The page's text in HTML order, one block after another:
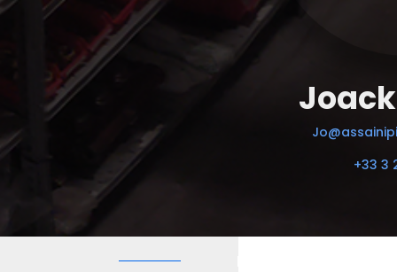
+33 3